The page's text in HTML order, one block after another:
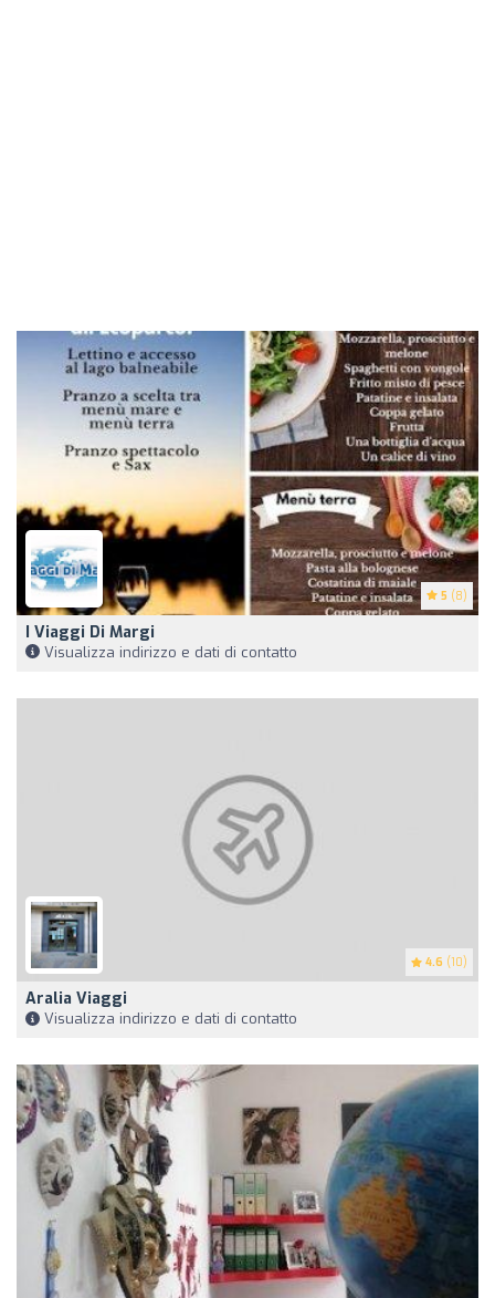
5 (8)
I Viaggi Di Margi
Visualizza indirizzo e dati di contatto
4.6 (10)
Aralia Viaggi
Visualizza indirizzo e dati di contatto